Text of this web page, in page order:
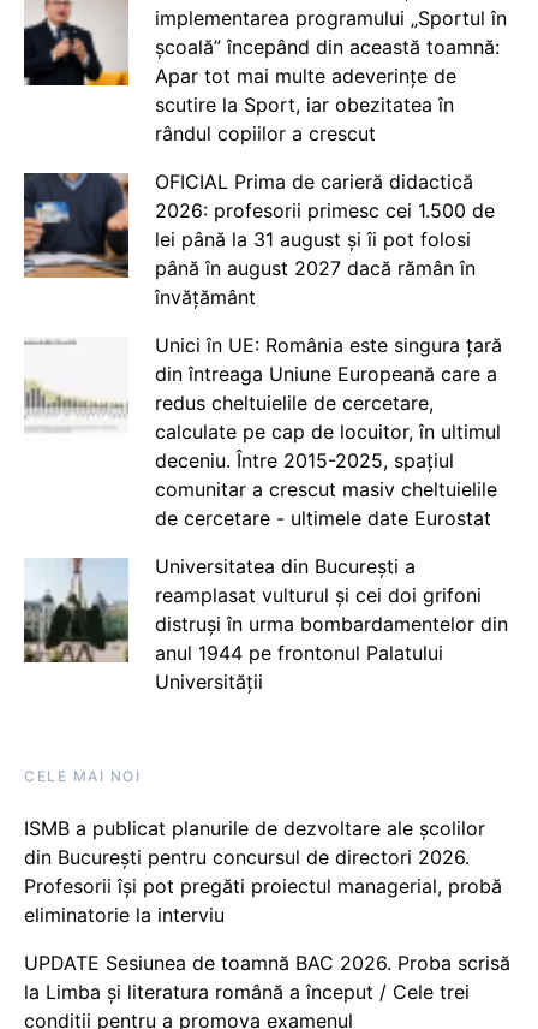
implementarea programului „Sportul în
școală” începând din această toamnă:
Apar tot mai multe adeverințe de
scutire la Sport, iar obezitatea în
rândul copiilor a crescut
OFICIAL Prima de carieră didactică
2026: profesorii primesc cei 1.500 de
lei până la 31 august și îi pot folosi
până în august 2027 dacă rămân în
învățământ
Unici în UE: România este singura țară
din întreaga Uniune Europeană care a
redus cheltuielile de cercetare,
calculate pe cap de locuitor, în ultimul
deceniu. Între 2015-2025, spațiul
comunitar a crescut masiv cheltuielile
de cercetare - ultimele date Eurostat
Universitatea din București a
reamplasat vulturul și cei doi grifoni
distruși în urma bombardamentelor din
anul 1944 pe frontonul Palatului
Universității
CELE MAI NOI
ISMB a publicat planurile de dezvoltare ale școlilor
din București pentru concursul de directori 2026.
Profesorii își pot pregăti proiectul managerial, probă
eliminatorie la interviu
UPDATE Sesiunea de toamnă BAC 2026. Proba scrisă
la Limba și literatura română a început / Cele trei
condiții pentru a promova examenul